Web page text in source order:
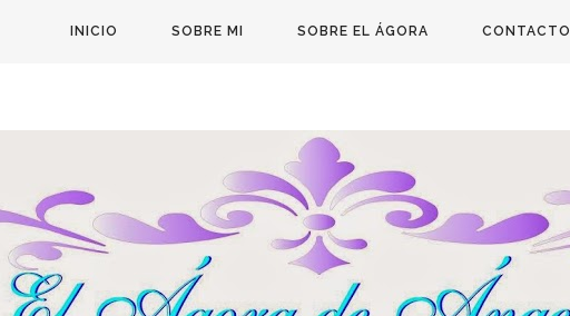
INICIO SOBRE MI SOBRE EL ÁGORA CONTACTO